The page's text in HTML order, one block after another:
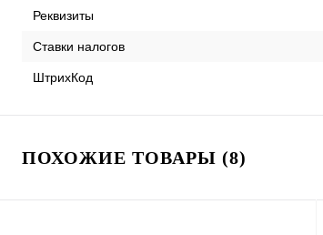
Реквизиты
Ставки налогов
ШтрихКод
ПОХОЖИЕ ТОВАРЫ (8)